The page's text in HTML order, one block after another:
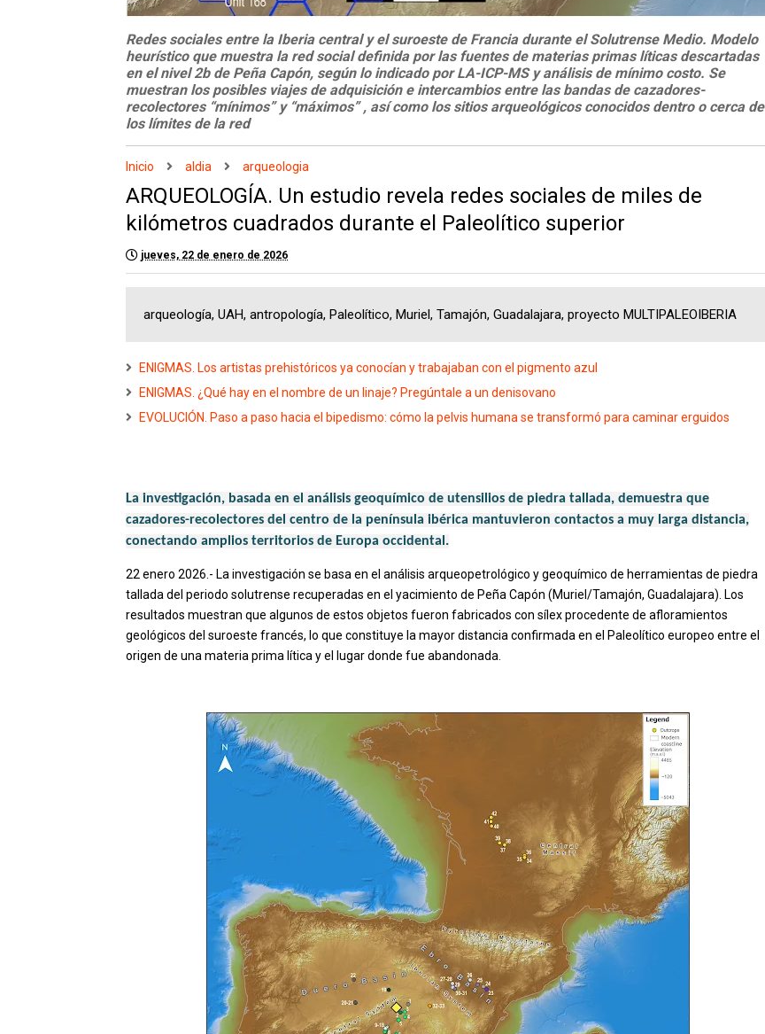
Redes sociales entre la Iberia central y el suroeste de Francia durante el Solutrense Medio. Modelo
heurístico que muestra la red social definida por las fuentes de materias primas líticas descartadas
en el nivel 2b de Peña Capón, según lo indicado por LA-ICP-MS y análisis de mínimo costo. Se
muestran los posibles viajes de adquisición e intercambios entre las bandas de cazadores-
recolectores “mínimos” y “máximos” , así como los sitios arqueológicos conocidos dentro o cerca de
los límites de la red
Inicio aldia arqueologia
ARQUEOLOGÍA. Un estudio revela redes sociales de miles de
kilómetros cuadrados durante el Paleolítico superior
jueves, 22 de enero de 2026
arqueología, UAH, antropología, Paleolítico, Muriel, Tamajón, Guadalajara, proyecto MULTIPALEOIBERIA
ENIGMAS. Los artistas prehistóricos ya conocían y trabajaban con el pigmento azul
ENIGMAS. ¿Qué hay en el nombre de un linaje? Pregúntale a un denisovano
EVOLUCIÓN. Paso a paso hacia el bipedismo: cómo la pelvis humana se transformó para caminar erguidos
La investigación, basada en el análisis geoquímico de utensilios de piedra tallada, demuestra que
cazadores-recolectores del centro de la península ibérica mantuvieron contactos a muy larga distancia,
conectando amplios territorios de Europa occidental.
22 enero 2026.- La investigación se basa en el análisis arqueopetrológico y geoquímico de herramientas de piedra
tallada del periodo solutrense recuperadas en el yacimiento de Peña Capón (Muriel/Tamajón, Guadalajara). Los
resultados muestran que algunos de estos objetos fueron fabricados con sílex procedente de afloramientos
geológicos del suroeste francés, lo que constituye la mayor distancia confirmada en el Paleolítico europeo entre el
origen de una materia prima lítica y el lugar donde fue abandonada.